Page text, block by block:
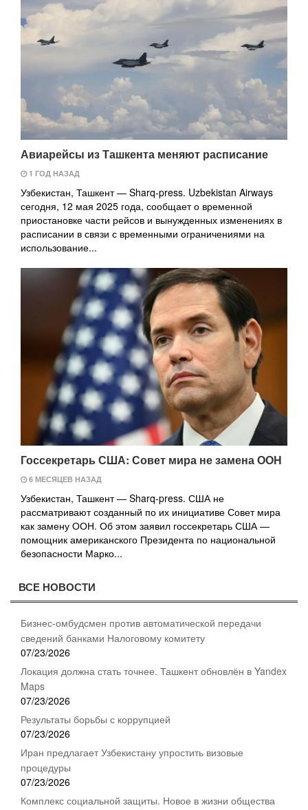
Авиарейсы из Ташкента меняют расписание
1 ГОД НАЗАД
Узбекистан, Ташкент — Sharq-press. Uzbekistan Airways
сегодня, 12 мая 2025 года, сообщает о временной
приостановке части рейсов и вынужденных изменениях в
расписании в связи с временными ограничениями на
использование...
Госсекретарь США: Совет мира не замена ООН
6 МЕСЯЦЕВ НАЗАД
Узбекистан, Ташкент — Sharq-press. США не
рассматривают созданный по их инициативе Совет мира
как замену ООН. Об этом заявил госсекретарь США —
помощник американского Президента по национальной
безопасности Марко...
ВСЕ НОВОСТИ
Бизнес-омбудсмен против автоматической передачи
сведений банками Налоговому комитету
07/23/2026
Локация должна стать точнее. Ташкент обновлён в Yandex
Maps
07/23/2026
Результаты борьбы с коррупцией
07/23/2026
Иран предлагает Узбекистану упростить визовые
процедуры
07/23/2026
Комплекс социальной защиты. Новое в жизни общества